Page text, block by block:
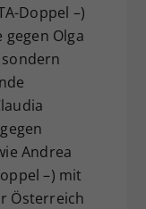
Doppel –)
Olga
sondern
Andrea
–) mit
Österreich